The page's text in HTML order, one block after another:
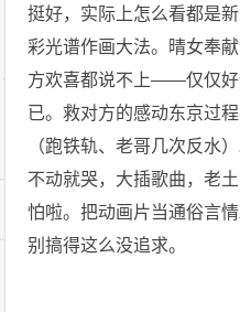
挺好，实际上怎么看都是
彩光谱作画大法。晴女奉
方欢喜都说不上——仅仅好
已。救对方的感动东京过
（跑铁轨、老哥几次反水
不动就哭，大插歌曲，老
怕啦。把动画片当通俗言
别搞得这么没追求。